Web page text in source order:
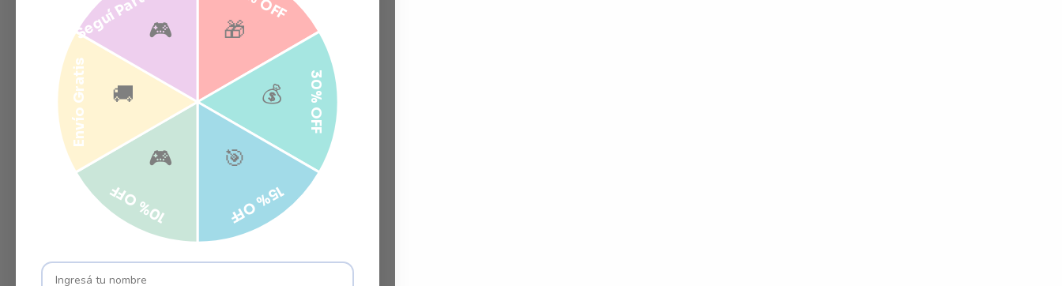
🎁
30% OFF
💰
15% OFF
🎯
10% OFF
🎮
Envío Gratis 🚚
🎮